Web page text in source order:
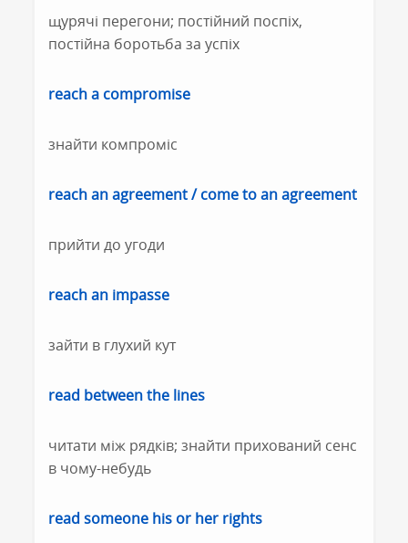
щурячі перегони; постійний поспіх,
постійна боротьба за успіх
reach a compromise
знайти компроміс
reach an agreement / come to an agreement
прийти до угоди
reach an impasse
зайти в глухий кут
read between the lines
читати між рядків; знайти прихований сенс
в чому-небудь
read someone his or her rights